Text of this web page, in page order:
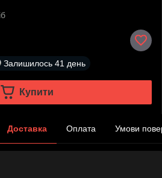
Залишилось 41 день
Купити
Доставка Оплата Умови